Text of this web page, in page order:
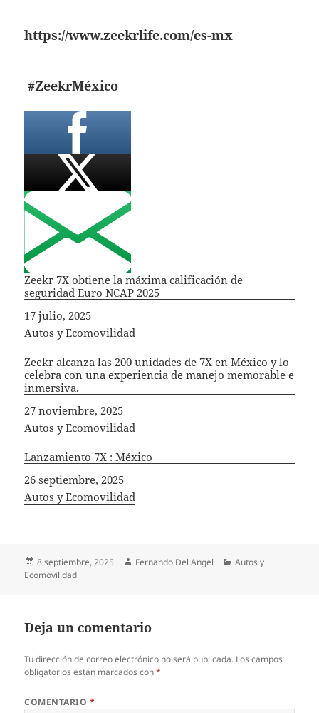
https://www.zeekrlife.com/es-mx
#ZeekrMéxico
Zeekr 7X obtiene la máxima calificación de
seguridad Euro NCAP 2025
Fecha
17 julio, 2025
In relation to
Autos y Ecomovilidad
Zeekr alcanza las 200 unidades de 7X en México y lo
celebra con una experiencia de manejo memorable e
inmersiva.
Fecha
27 noviembre, 2025
In relation to
Autos y Ecomovilidad
Lanzamiento 7X : México
Fecha
26 septiembre, 2025
In relation to
Autos y Ecomovilidad
Publicado
el
8 septiembre, 2025 Autor
Fernando Del Angel Categorías
Autos y
Ecomovilidad
Deja un comentario
Tu dirección de correo electrónico no será publicada. Los campos
obligatorios están marcados con*
COMENTARIO *